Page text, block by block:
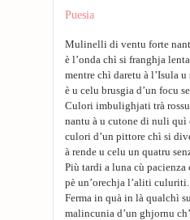
Puesia
Mulinelli di ventu forte
è l’onda chì si franghja
mentre chì daretu à l’Isula
è u celu brusgia d’un focu
Culori imbulighjati trà
nantu à u cutone di nuli quì
culori d’un pittore chì si
à rende u celu un quatru
Più tardi a luna cù pacienza
pè un’orechja l’aliti culuriti.
Ferma in quà in là qualchì
malincunia d’un ghjornu